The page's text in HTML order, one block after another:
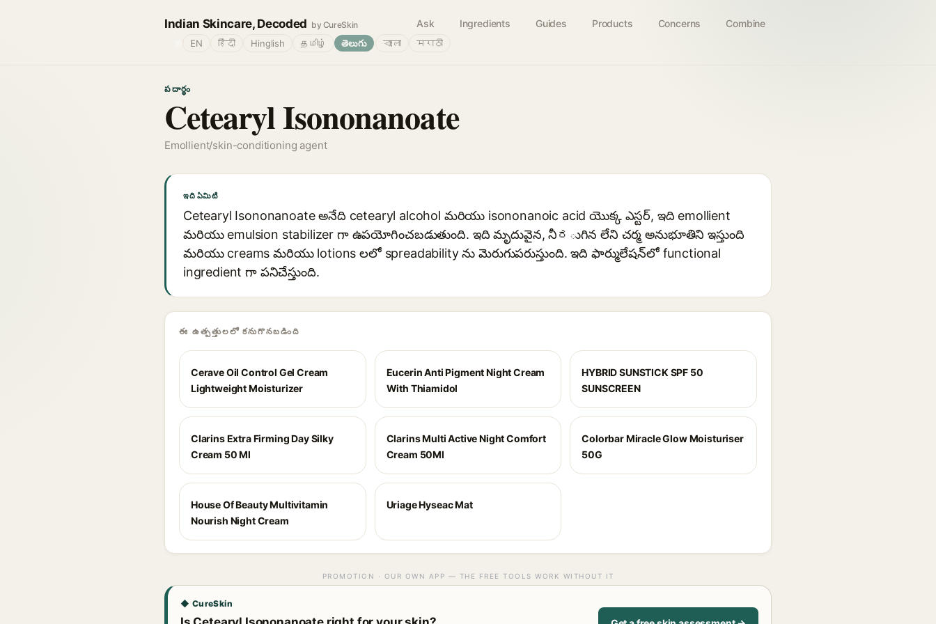
Indian Skincare, Decoded by CureSkin Ask Ingredients Guides Products Concerns Combine
EN हिंदी Hinglish தமிழ் తెలుగు বাংলা मराठी
పదార్థం
Cetearyl Isononanoate
Emollient/skin-conditioning agent
ఇది ఏమిటి
Cetearyl Isononanoate అనేది cetearyl alcohol మరియు isononanoic acid యొక్క ఎస్టర్, ఇది emollient
మరియు emulsion stabilizer గా ఉపయోగించబడుతుంది. ఇది మృదువైన, నీರుగిన లేని చర్మ అనుభూతిని ఇస్తుంది
మరియు creams మరియు lotions లలో spreadability ను మెరుగుపరుస్తుంది. ఇది ఫార్ములేషన్‌లో functional
ingredient గా పనిచేస్తుంది.
ఈ ఉత్పత్తులలో కనుగొనబడింది
Cerave Oil Control Gel Cream
Lightweight Moisturizer
Eucerin Anti Pigment Night Cream
With Thiamidol
HYBRID SUNSTICK SPF 50
SUNSCREEN
Clarins Extra Firming Day Silky
Cream 50 Ml
Clarins Multi Active Night Comfort
Cream 50Ml
Colorbar Miracle Glow Moisturiser
50G
House Of Beauty Multivitamin
Nourish Night Cream
Uriage Hyseac Mat
PROMOTION · OUR OWN APP — THE FREE TOOLS WORK WITHOUT IT
◆ CureSkin